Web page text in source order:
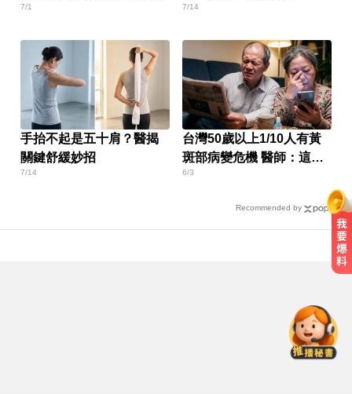
骨頭磨骨頭更嚴重！
7/1 7/14
手抬不起是五十肩？醫揭
關鍵舒緩妙招
7/14
台灣50歲以上1/10人有黃
斑部病變危機 醫師：這成
分很關鍵
6/3
Recommended by